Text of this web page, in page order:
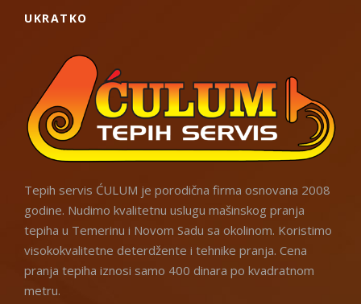
UKRATKO
Tepih servis ĆULUM je porodična firma osnovana 2008
godine. Nudimo kvalitetnu uslugu mašinskog pranja
tepiha u Temerinu i Novom Sadu sa okolinom. Koristimo
visokokvalitetne deterdžente i tehnike pranja. Cena
pranja tepiha iznosi samo 400 dinara po kvadratnom
metru.